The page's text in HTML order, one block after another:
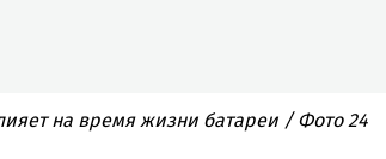
на время жизни батареи / Фото 24